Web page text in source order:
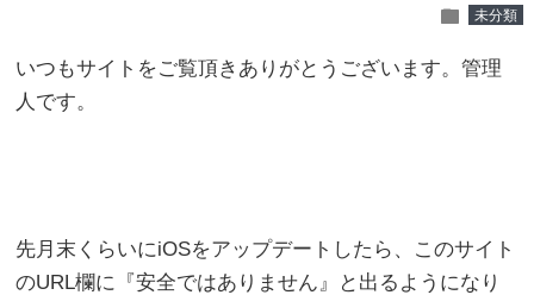
folder 未分類
いつもサイトをご覧頂きありがとうございます。管理
人です。
先月末くらいにiOSをアップデートしたら、このサイト
のURL欄に『安全ではありません』と出るようになり